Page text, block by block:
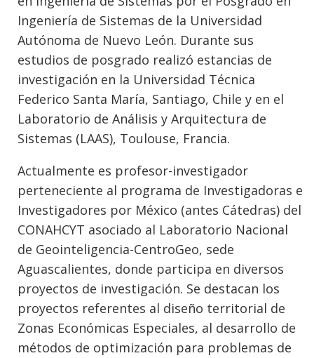
Ingeniería de Sistemas de la Universidad
Autónoma de Nuevo León. Durante sus
estudios de posgrado realizó estancias de
investigación en la Universidad Técnica
Federico Santa María, Santiago, Chile y en el
Laboratorio de Análisis y Arquitectura de
Sistemas (LAAS), Toulouse, Francia.
Actualmente es profesor-investigador
perteneciente al programa de Investigadoras e
Investigadores por México (antes Cátedras) del
CONAHCYT asociado al Laboratorio Nacional
de Geointeligencia-CentroGeo, sede
Aguascalientes, donde participa en diversos
proyectos de investigación. Se destacan los
proyectos referentes al diseño territorial de
Zonas Económicas Especiales, al desarrollo de
métodos de optimización para problemas de